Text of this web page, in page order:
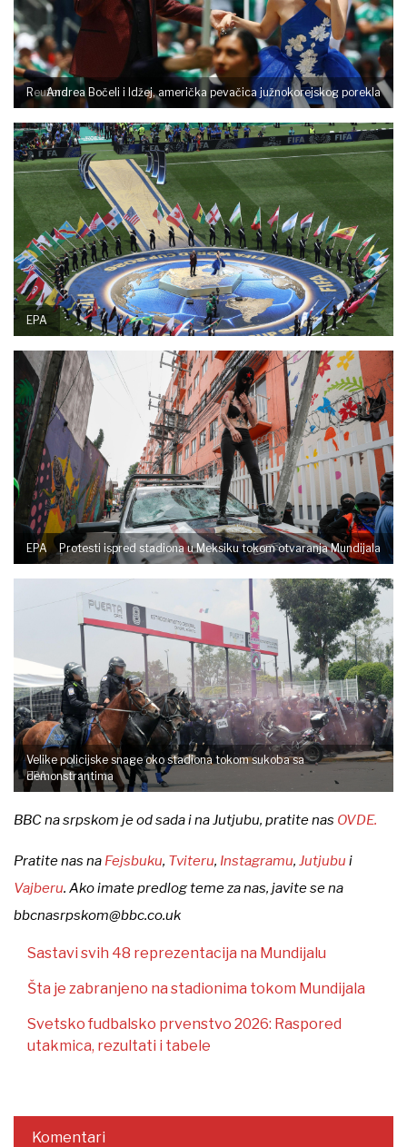
ReutersAndrea Bočeli i Idžej, američka pevačica južnokorejskog porekla
EPA
EPA Protesti ispred stadiona u Meksiku tokom otvaranja Mundijala
EPA
Velike policijske snage oko stadiona tokom sukoba sa
demonstrantima
BBC na srpskom je od sada i na Jutjubu, pratite nas OVDE.
Pratite nas na Fejsbuku, Tviteru, Instagramu, Jutjubu i
Vajberu. Ako imate predlog teme za nas, javite se na
bbcnasrpskom@bbc.co.uk
Sastavi svih 48 reprezentacija na Mundijalu
Šta je zabranjeno na stadionima tokom Mundijala
Svetsko fudbalsko prvenstvo 2026: Raspored
utakmica, rezultati i tabele
Komentari